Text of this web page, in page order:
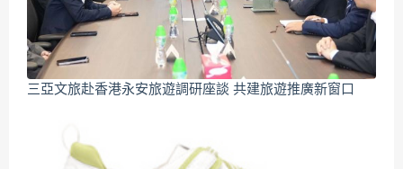
三亞文旅赴香港永安旅遊調研座談 共建旅遊推廣新窗口